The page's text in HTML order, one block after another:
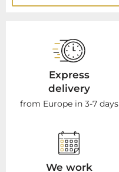
Express
delivery
from Europe in 3-7 days
We work